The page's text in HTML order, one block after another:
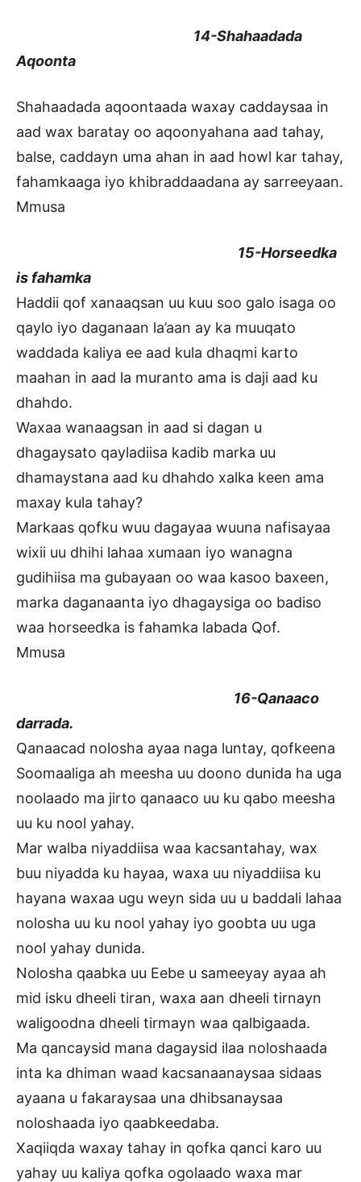
14-Shahaadada
Aqoonta
Shahaadada aqoontaada waxay caddaysaa in
aad wax baratay oo aqoonyahana aad tahay,
balse, caddayn uma ahan in aad howl kar tahay,
fahamkaaga iyo khibraddaadana ay sarreeyaan.
Mmusa
15-Horseedka
is fahamka
Haddii qof xanaaqsan uu kuu soo galo isaga oo
qaylo iyo daganaan la’aan ay ka muuqato
waddada kaliya ee aad kula dhaqmi karto
maahan in aad la muranto ama is daji aad ku
dhahdo.
Waxaa wanaagsan in aad si dagan u
dhagaysato qayladiisa kadib marka uu
dhamaystana aad ku dhahdo xalka keen ama
maxay kula tahay?
Markaas qofku wuu dagayaa wuuna nafisayaa
wixii uu dhihi lahaa xumaan iyo wanagna
gudihiisa ma gubayaan oo waa kasoo baxeen,
marka daganaanta iyo dhagaysiga oo badiso
waa horseedka is fahamka labada Qof.
Mmusa
16-Qanaaco
darrada.
Qanaacad nolosha ayaa naga luntay, qofkeena
Soomaaliga ah meesha uu doono dunida ha uga
noolaado ma jirto qanaaco uu ku qabo meesha
uu ku nool yahay.
Mar walba niyaddiisa waa kacsantahay, wax
buu niyadda ku hayaa, waxa uu niyaddiisa ku
hayana waxaa ugu weyn sida uu u baddali lahaa
nolosha uu ku nool yahay iyo goobta uu uga
nool yahay dunida.
Nolosha qaabka uu Eebe u sameeyay ayaa ah
mid isku dheeli tiran, waxa aan dheeli tirnayn
waligoodna dheeli tirmayn waa qalbigaada.
Ma qancaysid mana dagaysid ilaa noloshaada
inta ka dhiman waad kacsanaanaysaa sidaas
ayaana u fakaraysaa una dhibsanaysaa
noloshaada iyo qaabkeedaba.
Xaqiiqda waxay tahay in qofka qanci karo uu
yahay uu kaliya qofka ogolaado waxa mar